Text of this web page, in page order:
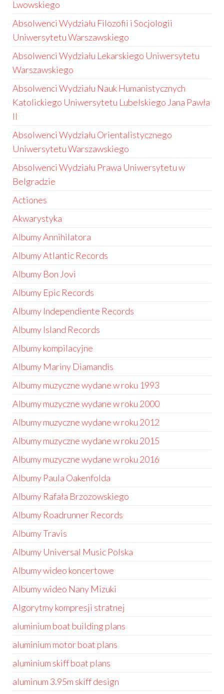
Lwowskiego
Absolwenci Wydziału Filozofii i Socjologii
Uniwersytetu Warszawskiego
Absolwenci Wydziału Lekarskiego Uniwersytetu
Warszawskiego
Absolwenci Wydziału Nauk Humanistycznych
Katolickiego Uniwersytetu Lubelskiego Jana Pawła
II
Absolwenci Wydziału Orientalistycznego
Uniwersytetu Warszawskiego
Absolwenci Wydziału Prawa Uniwersytetu w
Belgradzie
Actiones
Akwarystyka
Albumy Annihilatora
Albumy Atlantic Records
Albumy Bon Jovi
Albumy Epic Records
Albumy Independiente Records
Albumy Island Records
Albumy kompilacyjne
Albumy Mariny Diamandis
Albumy muzyczne wydane w roku 1993
Albumy muzyczne wydane w roku 2000
Albumy muzyczne wydane w roku 2012
Albumy muzyczne wydane w roku 2015
Albumy muzyczne wydane w roku 2016
Albumy Paula Oakenfolda
Albumy Rafała Brzozowskiego
Albumy Roadrunner Records
Albumy Travis
Albumy Universal Music Polska
Albumy wideo koncertowe
Albumy wideo Nany Mizuki
Algorytmy kompresji stratnej
aluminium boat building plans
aluminium motor boat plans
aluminium skiff boat plans
aluminum 3.95m skiff design